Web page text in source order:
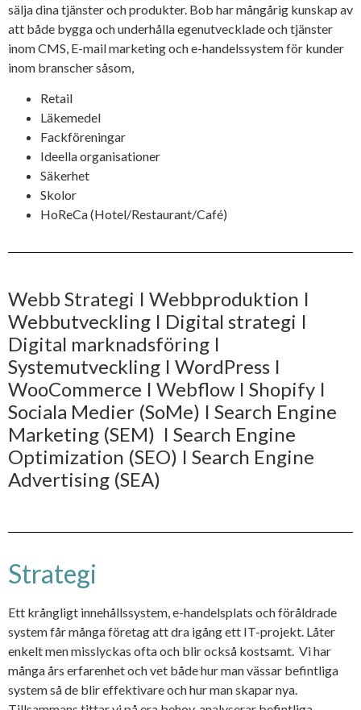
sälja dina tjänster och produkter. Bob har mångårig kunskap av
att både bygga och underhålla egenutvecklade och tjänster
inom CMS, E-mail marketing och e-handelssystem för kunder
inom branscher såsom,
Retail
Läkemedel
Fackföreningar
Ideella organisationer
Säkerhet
Skolor
HoReCa (Hotel/Restaurant/Café)
Webb Strategi I Webbproduktion I
Webbutveckling I Digital strategi I
Digital marknadsföring I
Systemutveckling I WordPress I
WooCommerce I Webflow I Shopify I
Sociala Medier (SoMe) I Search Engine
Marketing (SEM) I Search Engine
Optimization (SEO) I Search Engine
Advertising (SEA)
Strategi
Ett krångligt innehållssystem, e-handelsplats och föråldrade
system får många företag att dra igång ett IT-projekt. Låter
enkelt men misslyckas ofta och blir också kostsamt. Vi har
många års erfarenhet och vet både hur man vässar befintliga
system så de blir effektivare och hur man skapar nya.